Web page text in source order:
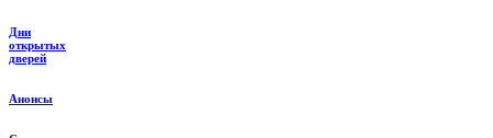
Дни
открытых
дверей
Анонсы